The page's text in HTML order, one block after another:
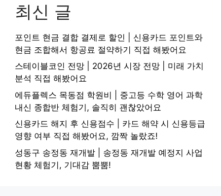
최신 글
포인트 현금 결합 결제로 할인 | 신용카드 포인트와
현금 조합해서 항공료 절약하기 직접 해봤어요
스테이블코인 전망 | 2026년 시장 전망 | 미래 가치
분석 직접 해봤어요
에듀플렉스 목동점 학원비 | 중고등 수학 영어 과학
내신 종합반 체험기, 솔직히 괜찮았어요
신용카드 해지 후 신용점수 | 카드 해약 시 신용등급
영향 여부 직접 해봤어요, 깜짝 놀랐죠!
성동구 송정동 재개발 | 송정동 재개발 예정지 사업
현황 체험기, 기대감 뿜뿜!